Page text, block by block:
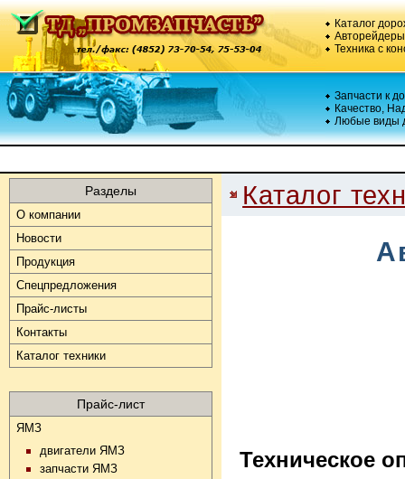
Каталог
Техника с
Запчасти к
Качество,
Любые виды
Каталог
Техническое
Разделы
О компании
Новости
Продукция
Спецпредложения
Прайс-листы
Контакты
Каталог техники
Прайс-лист
ЯМЗ
двигатели ЯМЗ
запчасти ЯМЗ